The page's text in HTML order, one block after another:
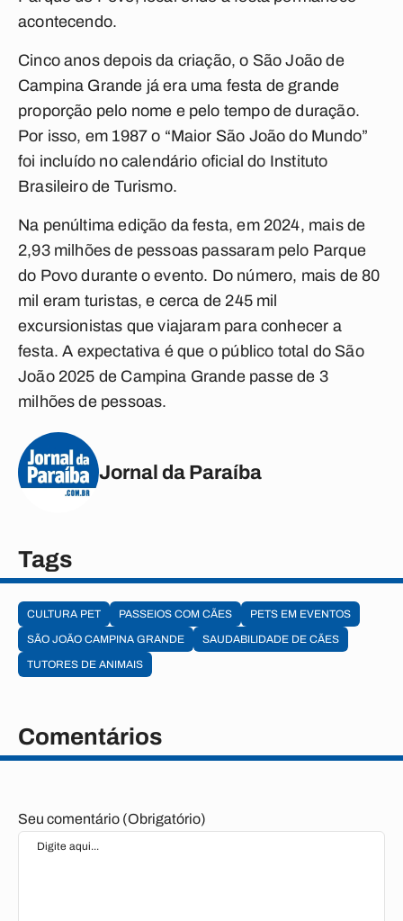
acontecendo.
Cinco anos depois da criação, o São João de
Campina Grande já era uma festa de grande
proporção pelo nome e pelo tempo de duração.
Por isso, em 1987 o “Maior São João do Mundo”
foi incluído no calendário oficial do Instituto
Brasileiro de Turismo.
Na penúltima edição da festa, em 2024, mais de
2,93 milhões de pessoas passaram pelo Parque
do Povo durante o evento. Do número, mais de 80
mil eram turistas, e cerca de 245 mil
excursionistas que viajaram para conhecer a
festa. A expectativa é que o público total do São
João 2025 de Campina Grande passe de 3
milhões de pessoas.
Jornal da Paraíba
Tags
CULTURA PET PASSEIOS COM CÃES
PETS EM EVENTOS
SÃO JOÃO CAMPINA GRANDE
SAUDABILIDADE DE CÃES
TUTORES DE ANIMAIS
Comentários
Seu comentário (Obrigatório)